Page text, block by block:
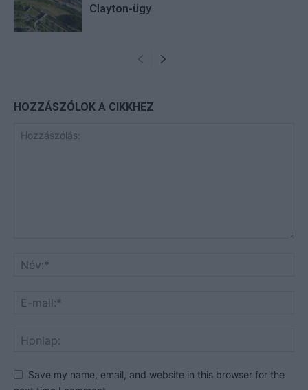
Clayton-ügy
HOZZÁSZÓLOK A CIKKHEZ
Save my name, email, and website in this browser for the